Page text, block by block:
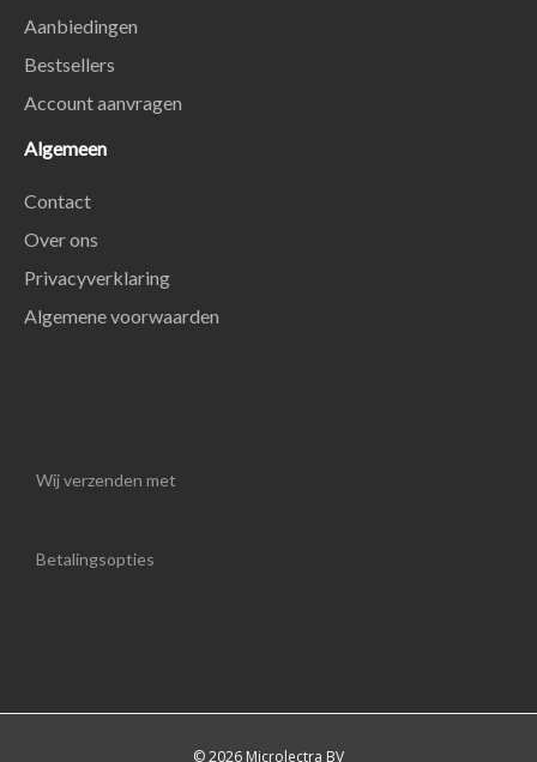
Aanbiedingen
Bestsellers
Account aanvragen
Algemeen
Contact
Over ons
Privacyverklaring
Algemene voorwaarden
Wij verzenden met
Betalingsopties
© 2026 Microlectra BV